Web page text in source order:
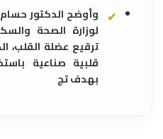
وأوضح الدكتور
لوزارة الصحة
ترقيع عضلة القلب،
قلبية صناعية
بهدف تج